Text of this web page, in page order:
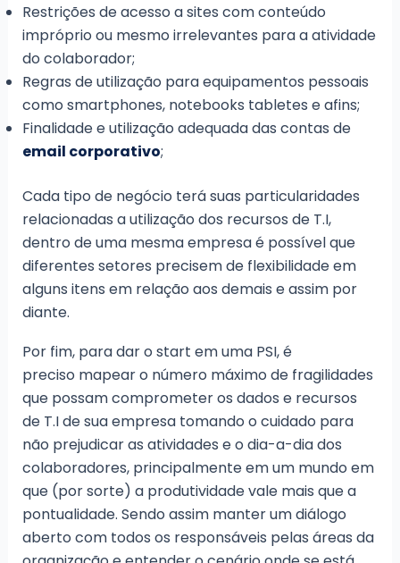
Restrições de acesso a sites com conteúdo
impróprio ou mesmo irrelevantes para a atividade
do colaborador;
Regras de utilização para equipamentos pessoais
como smartphones, notebooks tabletes e afins;
Finalidade e utilização adequada das contas de
email corporativo;
Cada tipo de negócio terá suas particularidades
relacionadas a utilização dos recursos de T.I,
dentro de uma mesma empresa é possível que
diferentes setores precisem de flexibilidade em
alguns itens em relação aos demais e assim por
diante.
Por fim, para dar o start em uma PSI, é
preciso mapear o número máximo de fragilidades
que possam comprometer os dados e recursos
de T.I de sua empresa tomando o cuidado para
não prejudicar as atividades e o dia-a-dia dos
colaboradores, principalmente em um mundo em
que (por sorte) a produtividade vale mais que a
pontualidade. Sendo assim manter um diálogo
aberto com todos os responsáveis pelas áreas da